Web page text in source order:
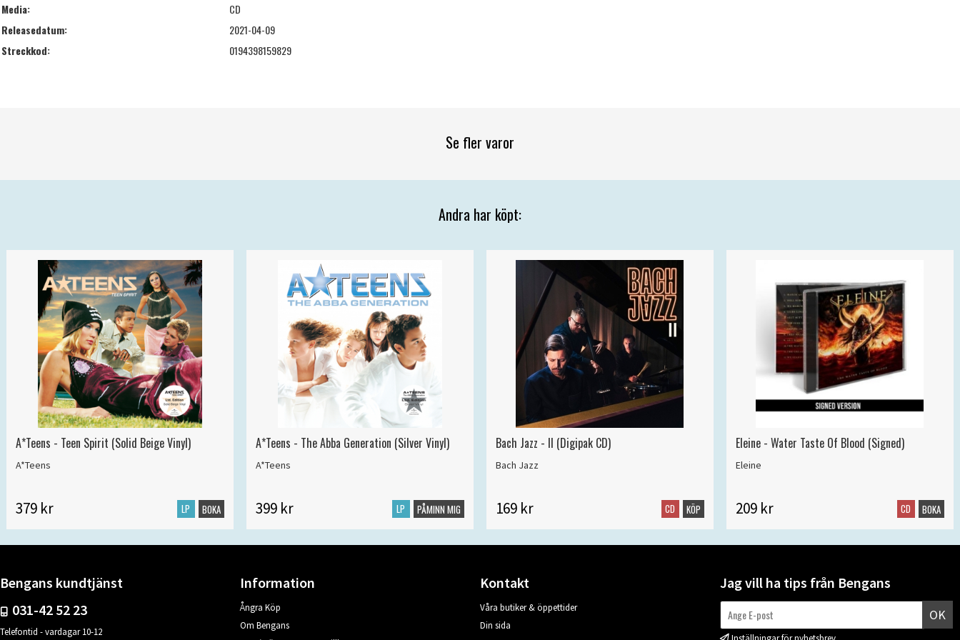
Media:
CD
Releasedatum:
2021-04-09
Streckkod:
0194398159829
Se fler varor
Andra har köpt:
A*Teens - Teen Spirit (Solid Beige Vinyl)
A*Teens
379 kr LP BOKA
A*Teens - The Abba Generation (Silver Vinyl)
A*Teens
399 kr LP PÅMINN MIG
Bach Jazz - II (Digipak CD)
Bach Jazz
169 kr CD KÖP
Eleine - Water Taste Of Blood (Signed)
Eleine
209 kr CD BOKA
Bengans kundtjänst
031-42 52 23
Telefontid - vardagar 10-12
Information
Ångra Köp
Om Bengans
Kontakt
Våra butiker & öppettider
Din sida
Jag vill ha tips från Bengans
OK